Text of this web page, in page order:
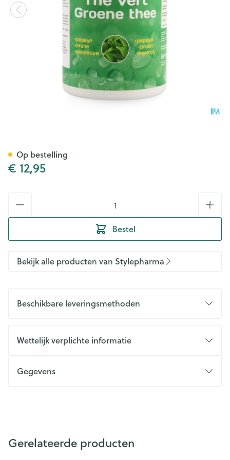
€ 12,95
Bestel
Op bestelling
Bekijk alle producten van Stylepharma
Beschikbare leveringsmethoden
Wettelijk verplichte informatie
Gegevens
Gerelateerde producten